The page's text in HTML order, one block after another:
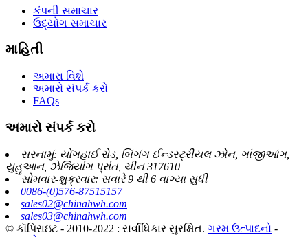
કંપની સમાચાર
ઉદ્યોગ સમાચાર
માહિતી
અમારા વિશે
અમારો સંપર્ક કરો
FAQs
અમારો સંપર્ક કરો
સરનામું: યોંગહાઈ રોડ, બિંગંગ ઈન્ડસ્ટ્રીયલ ઝોન, ગાંજીઆંગ,
યુહુઆન, ઝેજિયાંગ પ્રાંત, ચીન 317610
સોમવાર-શુક્રવાર: સવારે 9 થી 6 વાગ્યા સુધી
0086-(0)576-87515157
sales02@chinahwh.com
sales03@chinahwh.com
© કૉપિરાઇટ - 2010-2022 : સર્વાધિકાર સુરક્ષિત. ગરમ ઉત્પાદનો -